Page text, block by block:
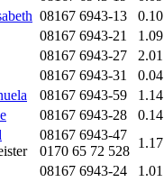
08167 6943-13 0.10
08167 6943-21 1.09
08167 6943-27 2.01
08167 6943-31 0.04
08167 6943-59 1.14
08167 6943-28 0.14
08167 6943-47
0170 65 72 528
1.17
08167 6943-24 1.01